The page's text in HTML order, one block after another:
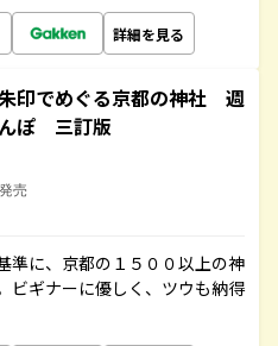
詳細を見る
印でめぐる京都の神社 週
ぽ 三訂版
売
準に、京都の１５００以上の神
ビギナーに優しく、ツウも納得